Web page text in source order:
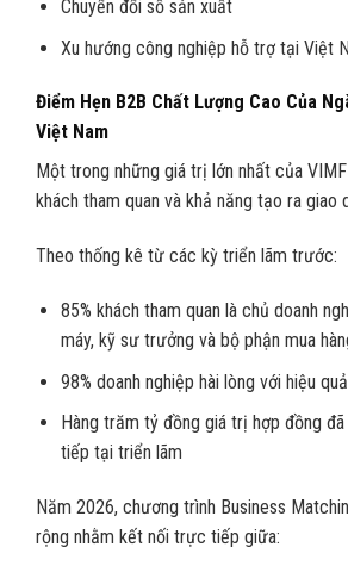
Chuyển đổi số sản xuất
Xu hướng công nghiệp hỗ trợ tại Việt
Điểm Hẹn B2B Chất Lượng Cao Của
Việt Nam
Một trong những giá trị lớn nhất của
khách tham quan và khả năng tạo ra
Theo thống kê từ các kỳ triển lãm trước:
85% khách tham quan là chủ doanh
máy, kỹ sư trưởng và bộ phận mua
98% doanh nghiệp hài lòng với hiệu
Hàng trăm tỷ đồng giá trị hợp đồng
tiếp tại triển lãm
Năm 2026, chương trình Business
rộng nhằm kết nối trực tiếp giữa: